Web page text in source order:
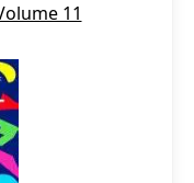
11